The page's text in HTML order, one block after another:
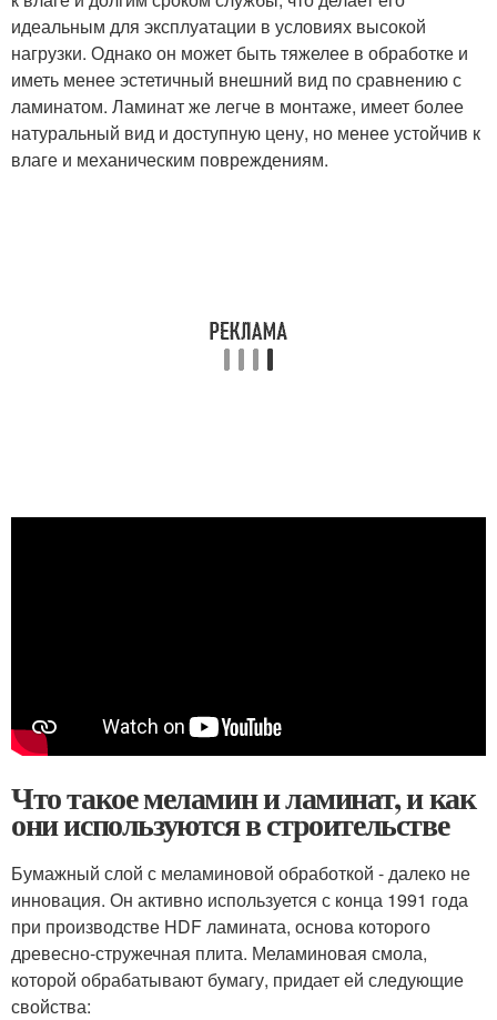
идеальным для эксплуатации в условиях высокой
нагрузки. Однако он может быть тяжелее в обработке и
иметь менее эстетичный внешний вид по сравнению с
ламинатом. Ламинат же легче в монтаже, имеет более
натуральный вид и доступную цену, но менее устойчив к
влаге и механическим повреждениям.
Что такое меламин и ламинат, и как
они используются в строительстве
Бумажный слой с меламиновой обработкой - далеко не
инновация. Он активно используется с конца 1991 года
при производстве HDF ламината, основа которого
древесно-стружечная плита. Меламиновая смола,
которой обрабатывают бумагу, придает ей следующие
свойства: